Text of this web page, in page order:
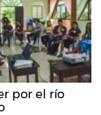
por el río